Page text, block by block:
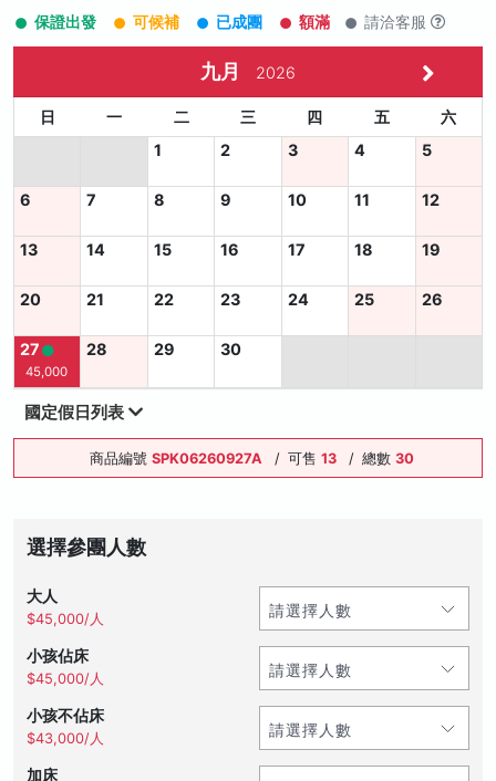
保證出發 可候補 已成團 額滿 請洽客服
九月 2026
日 一 二 三 四 五
六
1
2 3 4 5
6 7 8 9 10 11 12
13 14 15 16 17 18 19
20 21 22 23 24 25 26
27
45,000
28 29 30
國定假日列表
商品編號 SPK06260927A / 可售 13 / 總數 30
選擇參團人數
大人
$45,000/人
小孩佔床
$45,000/人
小孩不佔床
$43,000/人
加床